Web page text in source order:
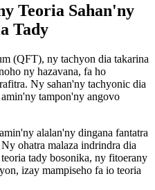
Teoria Sahan'ny
Tady
(QFT), ny tachyon dia takarina
ny hazavana, fa ho
Ny sahan'ny tachyonic dia
tampon'ny angovo
alalan'ny dingana fantatra
ohatra malaza indrindra dia
tady bosonika, ny fitoerany
izay mampiseho fa io teoria